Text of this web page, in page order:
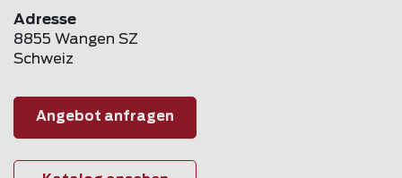
Adresse
8855 Wangen SZ
Schweiz
Angebot anfragen